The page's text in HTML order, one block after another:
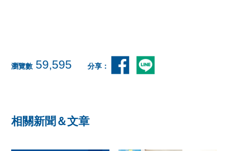
瀏覽數 59,595 分享：
相關新聞＆文章